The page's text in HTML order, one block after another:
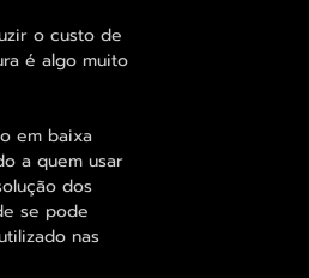
o custo de
é algo muito
em baixa
a quem usar
dos
se pode
nas